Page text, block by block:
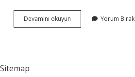
Devamını okuyun Açıklama
Nedir
Yorum Bırak
Sitemap